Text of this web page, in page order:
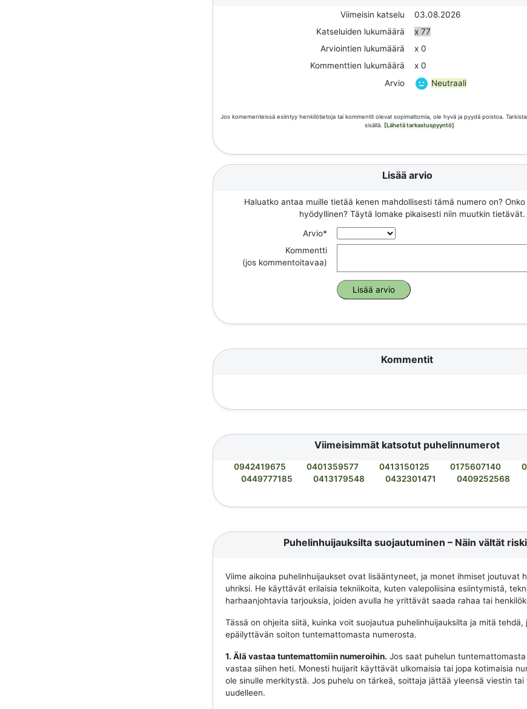
Viimeisin katselu
03.08.2026
Katseluiden lukumäärä
x 77
Arviointien lukumäärä
x 0
Kommenttien lukumäärä
x 0
Arvio
Neutraali
Jos komementeissä esiintyy henkilötietoja tai kommentit olevat sopimattomia, ole hyvä ja pyydä poistoa.
sisällä. [Lähetä tarkastuspyyntö]
Lisää arvio
Haluatko antaa muille tietää kenen mahdollisesti tämä numero on?
hyödyllinen? Täytä lomake pikaisesti niin muutkin tietävät.
Arvio*
Kommentti
(jos kommentoitavaa)
Kommentit
Viimeisimmät katsotut puhelinnumerot
0942419675 0401359577 0413150125 0175607140
0449777185
0413179548 0432301471 0409252568
Puhelinhuijauksilta suojautuminen – Näin vältät
Viime aikoina puhelinhuijaukset ovat lisääntyneet, ja monet ihmiset joutuvat
uhriksi. He käyttävät erilaisia tekniikoita, kuten valepoliisina esiintymistä,
harhaanjohtavia tarjouksia, joiden avulla he yrittävät saada rahaa tai
Tässä on ohjeita siitä, kuinka voit suojautua puhelinhuijauksilta ja mitä tehdä,
epäilyttävän soiton tuntemattomasta numerosta.
1. Älä vastaa tuntemattomiin numeroihin. Jos saat puhelun
vastaa siihen heti. Monesti huijarit käyttävät ulkomaisia tai jopa kotimaisia
ole sinulle merkitystä. Jos puhelu on tärkeä, soittaja jättää yleensä viestin tai
uudelleen.